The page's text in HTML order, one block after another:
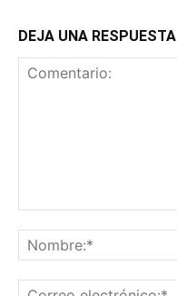
DEJA UNA RESPUESTA